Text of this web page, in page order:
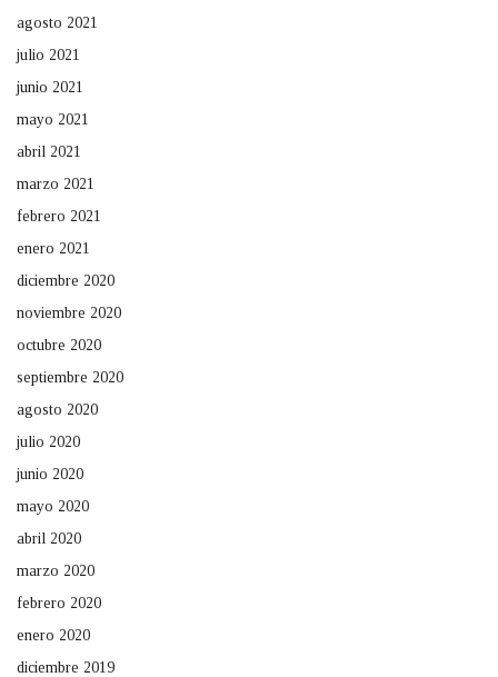
agosto 2021
julio 2021
junio 2021
mayo 2021
abril 2021
marzo 2021
febrero 2021
enero 2021
diciembre 2020
noviembre 2020
octubre 2020
septiembre 2020
agosto 2020
julio 2020
junio 2020
mayo 2020
abril 2020
marzo 2020
febrero 2020
enero 2020
diciembre 2019